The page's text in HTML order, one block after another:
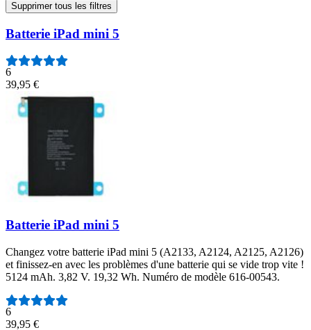
Supprimer tous les filtres
Batterie iPad mini 5
6
39,95 €
Batterie iPad mini 5
Changez votre batterie iPad mini 5 (A2133, A2124, A2125, A2126)
et finissez-en avec les problèmes d'une batterie qui se vide trop vite !
5124 mAh. 3,82 V. 19,32 Wh. Numéro de modèle 616-00543.
Nombre d'avis :
6
39,95 €